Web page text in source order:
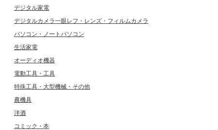
デジタル家電
デジタルカメラ一眼レフ・レンズ・フィルムカメラ
パソコン・ノートパソコン
生活家電
オーディオ機器
電動工具・工具
特殊工具・大型機械・その他
農機具
洋酒
コミック・本